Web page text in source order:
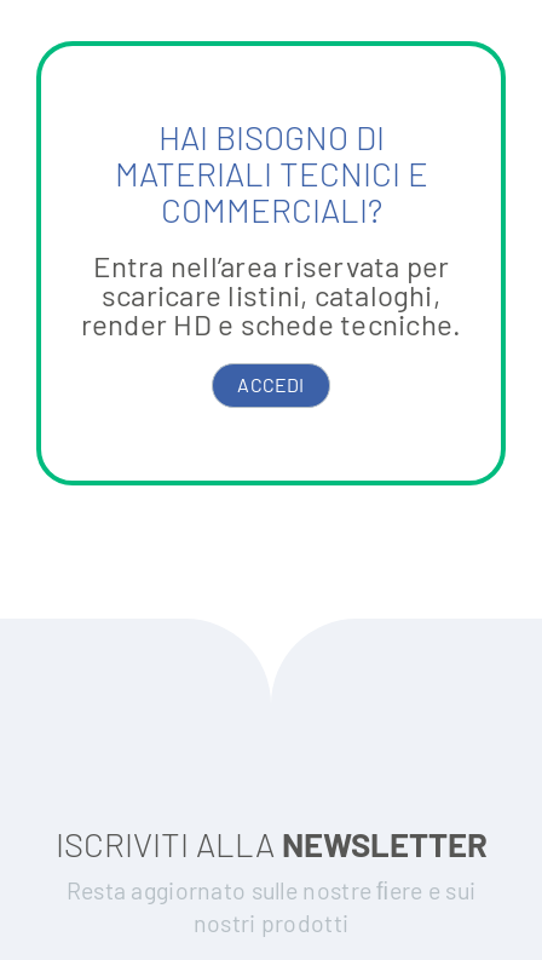
HAI BISOGNO DI
MATERIALI TECNICI E
COMMERCIALI?
Entra nell’area riservata per
scaricare listini, cataloghi,
render HD e schede tecniche.
ACCEDI
ISCRIVITI ALLA NEWSLETTER
Resta aggiornato sulle nostre ﬁere e sui
nostri prodotti